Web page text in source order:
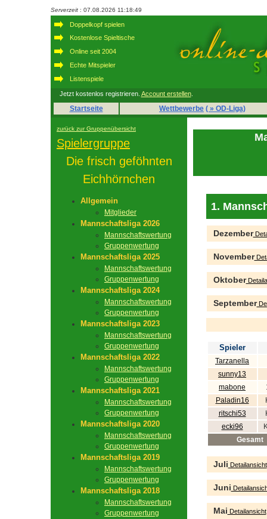
Serverzeit : 07.08.2026 11:18:49
Doppelkopf spielen
Kostenlose Spieltische
Online seit 2004
Echte Mitspieler
Listenspiele
Jetzt kostenlos registrieren. Account erstellen.
Startseite Wettbewerbe ( » OD-Liga)
zurück zur Gruppenübersicht
Spielergruppe
Die frisch geföhnten
Eichhörnchen
Allgemein
Mitglieder
Mannschaftsliga 2026
Mannschaftswertung
Gruppenwertung
Mannschaftsliga 2025
Mannschaftswertung
Gruppenwertung
Mannschaftsliga 2024
Mannschaftswertung
Gruppenwertung
Mannschaftsliga 2023
Mannschaftswertung
Gruppenwertung
Mannschaftsliga 2022
Mannschaftswertung
Gruppenwertung
Mannschaftsliga 2021
Mannschaftswertung
Gruppenwertung
Mannschaftsliga 2020
Mannschaftswertung
Gruppenwertung
Mannschaftsliga 2019
Mannschaftswertung
Gruppenwertung
Mannschaftsliga 2018
Mannschaftswertung
Gruppenwertung
1.
Dezember
November
Oktober
September
Spieler
Tarzanella
sunny13
mabone
Paladin16
ritschi53
ecki96
Gesamt
Juli Detailansicht
Juni
Mai Detailansicht